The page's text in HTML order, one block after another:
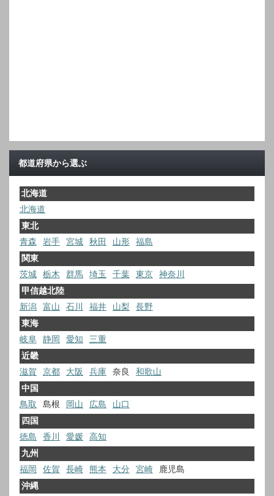
都道府県から選ぶ
北海道
北海道
東北
青森
岩手 宮城 秋田 山形
福島
関東
茨城
栃木 群馬 埼玉 千葉 東京
神奈川
甲信越北陸
新潟
富山 石川 福井 山梨
長野
東海
岐阜
静岡 愛知
三重
近畿
滋賀
京都 大阪 兵庫 奈良
和歌山
中国
鳥取
島根 岡山 広島
山口
四国
徳島
香川 愛媛
高知
九州
福岡
佐賀 長崎 熊本 大分 宮崎
鹿児島
沖縄